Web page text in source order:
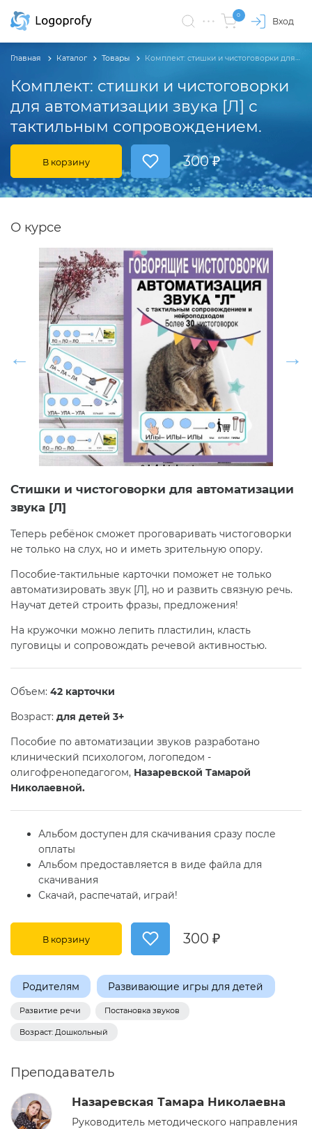
0
Вход
Комплект: стишки и чистоговорки
для автоматизации звука [Л] с
тактильным сопровождением.
Главная Каталог Товары Комплект: стишки и чистоговорки для автоматизации звука [Л] с тактильным сопровождением.
В корзину 300 ₽
О курсе
Стишки и чистоговорки для автоматизации
звука [Л]
Теперь ребёнок сможет проговаривать чистоговорки
не только на слух, но и иметь зрительную опору.
Пособие-тактильные карточки поможет не только
автоматизировать звук [Л], но и развить связную речь.
Научат детей строить фразы, предложения!
На кружочки можно лепить пластилин, класть
пуговицы и сопровождать речевой активностью.
Объем: 42 карточки
Возраст: для детей 3+
Пособие по автоматизации звуков разработано
клинический психологом, логопедом -
олигофренопедагогом, Назаревской Тамарой
Николаевной.
Альбом доступен для скачивания сразу после
оплаты
Альбом предоставляется в виде файла для
скачивания
Скачай, распечатай, играй!
В корзину 300 ₽
Родителям Развивающие игры для детей
Развитие речи Постановка звуков
Возраст: Дошкольный
Преподаватель
Назаревская Тамара Николаевна
Руководитель методического направления